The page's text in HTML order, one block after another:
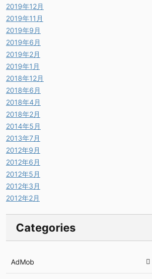
2019年12月
2019年11月
2019年9月
2019年6月
2019年2月
2019年1月
2018年12月
2018年6月
2018年4月
2018年2月
2014年5月
2013年7月
2012年9月
2012年6月
2012年5月
2012年3月
2012年2月
Categories
AdMob